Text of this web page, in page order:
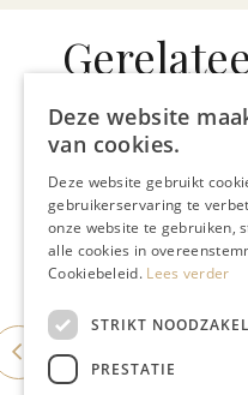
Deze website
van cookies.
Deze website gebruikt
gebruikerservaring te
onze website te gebruiken,
alle cookies in
Cookiebeleid. Lees verder
STRIKT
PRESTATIE